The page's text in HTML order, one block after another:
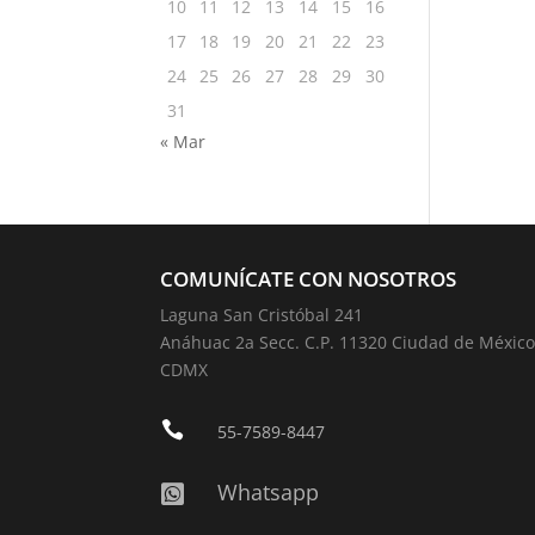
10 11 12 13 14 15
16
17
18 19 20 21 22
23
24 25 26 27 28 29
30
31
« Mar
COMUNÍCATE CON NOSOTROS
Laguna San Cristóbal 241
Anáhuac 2a Secc. C.P. 11320 Ciudad de
CDMX
 55-7589-8447
 Whatsapp